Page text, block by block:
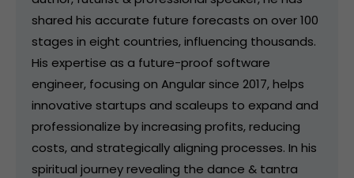
shared his accurate future forecasts on over 100
stages in eight countries, influencing thousands.
His expertise as a future-proof software
engineer, focusing on Angular since 2017, helps
innovative startups and scaleups to expand and
professionalize by increasing profits, reducing
costs, and strategically aligning processes. In his
spiritual journey revealing the dance & tantra